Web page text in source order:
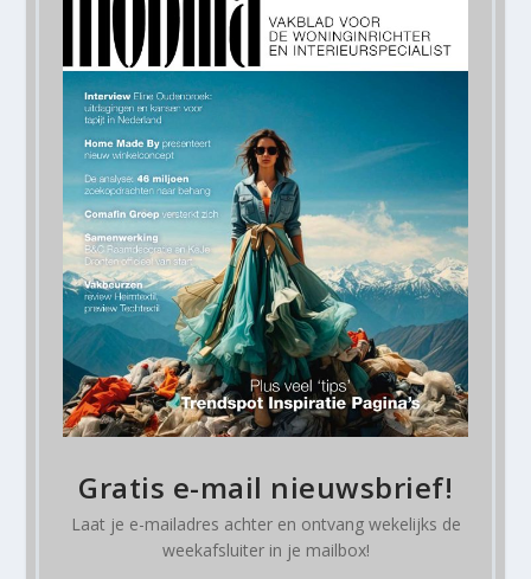
Gratis e-mail nieuwsbrief!
Laat je e-mailadres achter en ontvang wekelijks de
weekafsluiter in je mailbox!